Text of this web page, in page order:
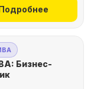
Бизнес-